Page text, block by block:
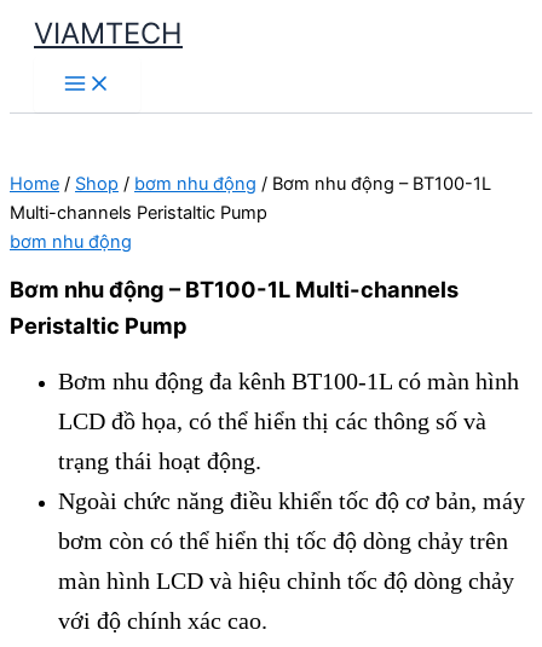
Skip
content
VIAMTECH
Main
Menu
Home / Shop / bơm nhu động / Bơm nhu động – BT100-1L
Multi-channels Peristaltic Pump
bơm nhu động
Bơm nhu động – BT100-1L Multi-channels
Peristaltic Pump
Bơm nhu động đa kênh BT100-1L có màn hình
LCD đồ họa, có thể hiển thị các thông số và
trạng thái hoạt động.
Ngoài chức năng điều khiển tốc độ cơ bản, máy
bơm còn có thể hiển thị tốc độ dòng chảy trên
màn hình LCD và hiệu chỉnh tốc độ dòng chảy
với độ chính xác cao.